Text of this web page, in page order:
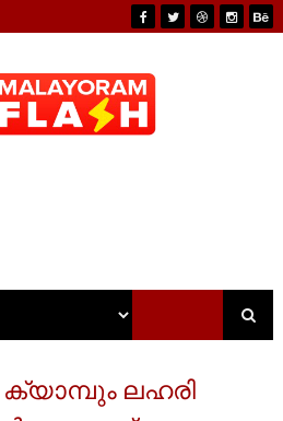
ക്യാമ്പും ലഹരി